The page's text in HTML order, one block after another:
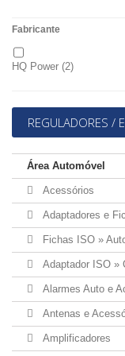
Fabricante
HQ Power (2)
REGULADORES /
Área Automóvel
Acessórios
Adaptadores e
Fichas ISO »
Adaptador ISO »
Alarmes Auto e
Antenas e
Amplificadores